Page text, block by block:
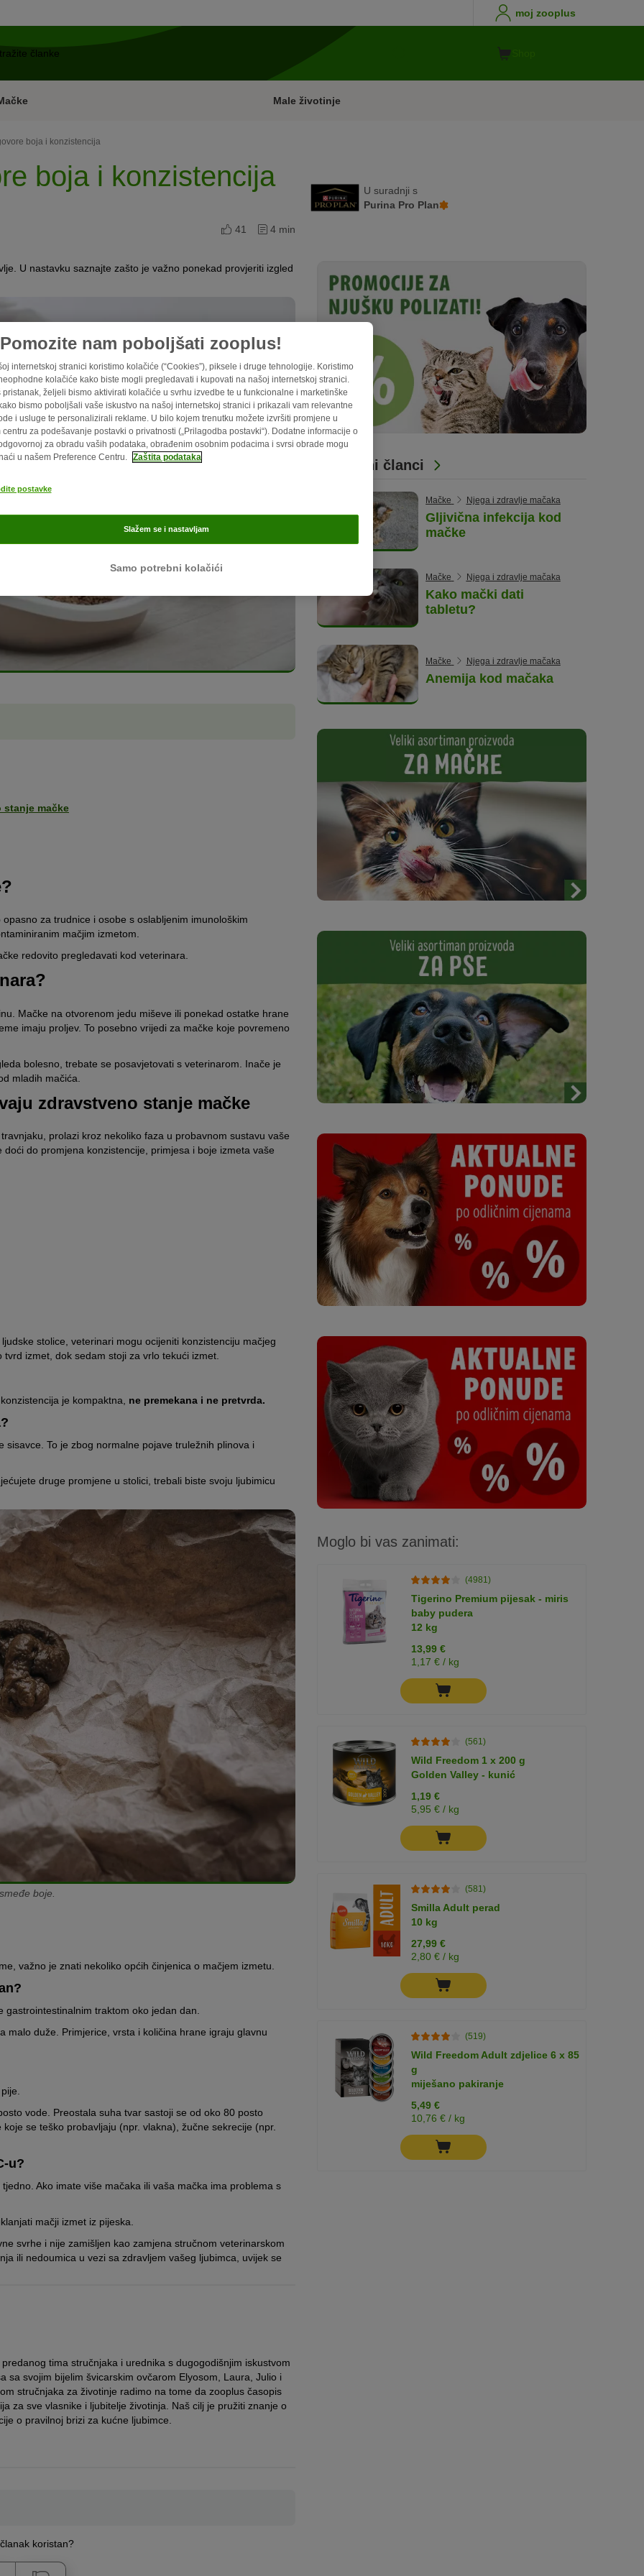
moj zooplus
Male životinje
boja i konzistencija
boja i konzistencija
41 4 min
U suradnji s
Purina Pro Plan
U nastavku saznajte zašto je važno ponekad provjeriti izgled
stanje mačke
za trudnice i osobe s oslabljenim imunološkim
mačjim izmetom.
redovito pregledavati kod veterinara.
Mačke na otvorenom jedu miševe ili ponekad ostatke hrane
imaju proljev. To posebno vrijedi za mačke koje povremeno
bolesno, trebate se posavjetovati s veterinarom. Inače je
mladih mačića.
zdravstveno stanje mačke
travnjaku, prolazi kroz nekoliko faza u probavnom sustavu vaše
do promjena konzistencije, primjesa i boje izmeta vaše
zdravstvenom stanju vaše mačke. Izmet koji je
proljev često zahtijeva dodatne medicinske mjere (npr.
pokvarena hrana)
bakterije (npr. campylobacter., salmonella), paraziti (npr.
, upala gušterače)
iz izmeta. Ako se crijevni sadržaj predugo zadržava u
na poremećenu funkciju ili mehaniku debelog crijeva.
stranim tijelom ili stegnuto tumorom. Funkcionalni
trovanja.
izmetu. Ponekad ćete pronaći i druge primjese koje
imati upalu debelog crijeva
što hitnije ako je izmet:
trakta
trakta
stolice, veterinari mogu ocijeniti konzistenciju mačjeg
izmet, dok sedam stoji za vrlo tekući izmet.
je kompaktna, ne premekana i ne pretvrda.
To je zbog normalne pojave truležnih plinova i
druge promjene u stolici, trebali biste svoju ljubimicu
boje.
važno je znati nekoliko općih činjenica o mačjem izmetu.
traktom oko jedan dan.
malo duže. Primjerice, vrsta i količina hrane igraju glavnu
vode. Preostala suha tvar sastoji se od oko 80 posto
se teško probavljaju (npr. vlakna), žučne sekrecije (npr.
u?
Ako imate više mačaka ili vaša mačka ima problema s
mačji izmet iz pijeska.
svrhe i nije zamišljen kao zamjena stručnom veterinarskom
ili nedoumica u vezi sa zdravljem vašeg ljubimca, uvijek se
tima stručnjaka i urednika s dugogodišnjim iskustvom
sa svojim bijelim švicarskim ovčarom Elyosom, Laura, Julio i
stručnjaka za životinje radimo na tome da zooplus časopis
za sve vlasnike i ljubitelje životinja. Naš cilj je pružiti znanje o
o pravilnoj brizi za kućne ljubimce.
koristan?
Povezani članci
Mačke Njega i zdravlje mačaka
Gljivična infekcija kod
mačke
Mačke Njega i zdravlje mačaka
Kako mački dati
tabletu?
Mačke Njega i zdravlje mačaka
Anemija kod mačaka
Moglo bi vas zanimati:
(4981)
Tigerino Premium pijesak - miris
baby pudera
12 kg
13,99 €
1,17 € / kg
(561)
Wild Freedom 1 x 200 g
Golden Valley - kunić
1,19 €
5,95 € / kg
(581)
Smilla Adult perad
10 kg
27,99 €
2,80 € / kg
(519)
Wild Freedom Adult zdjelice 6 x 85
g
miješano pakiranje
5,49 €
10,76 € / kg
Pomozite nam poboljšati zooplus!
internetskoj stranici koristimo kolačiće (“Cookies”), piksele i druge tehnologije. Koristimo
kolačiće kako biste mogli pregledavati i kupovati na našoj internetskoj stranici.
pristanak, željeli bismo aktivirati kolačiće u svrhu izvedbe te u funkcionalne i marketinške
bismo poboljšali vaše iskustvo na našoj internetskoj stranici i prikazali vam relevantne
i usluge te personalizirali reklame. U bilo kojem trenutku možete izvršiti promjene u
centru za podešavanje postavki o privatnosti („Prilagodba postavki“). Dodatne informacije o
za obradu vaših podataka, obrađenim osobnim podacima i svrsi obrade mogu
u našem Preference Centru. Zaštita podataka
postavke
Samo potrebni kolačići
Slažem se i nastavljam